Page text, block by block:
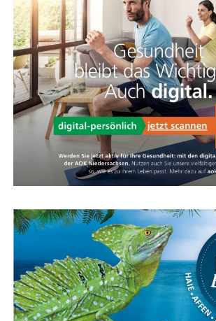
Feder­ein­heit spricht nur bei Bedarf an
zusätz­li­chen Kom­fort für Hand­ge­len­ke
ohne das direk­te Fahr­ge­fühl zu
Kar­te für das Ems­land Papenburg
Fazit: Das KOGA Evia —
Wahl für Radfahrkomfort